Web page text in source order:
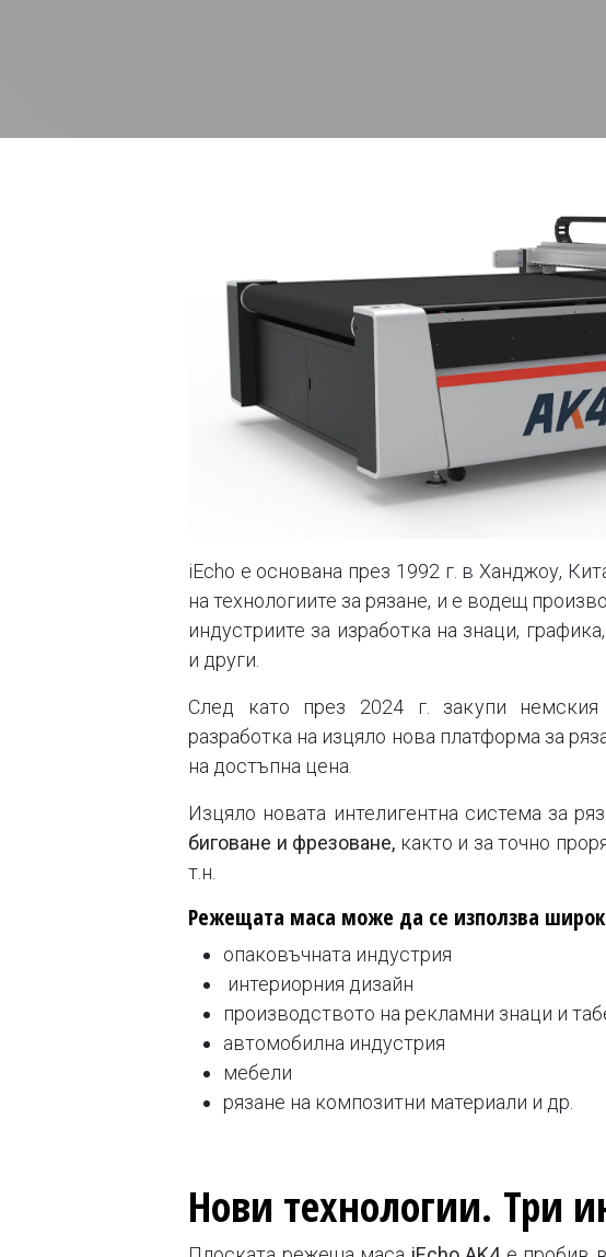
iEcho е основана през 1992 г. в Ханджоу,
на технологиите за рязане, и е водещ
индустриите за изработка на знаци,
и други.
След като през 2024 г. закупи немския
разработка на изцяло нова платформа за
на достъпна цена.
Изцяло новата интелигентна система за
биговане и фрезоване, както и за точно
т.н.
Режещата маса може да се използва
опаковъчната индустрия
интериорния дизайн
производството на рекламни знаци и
автомобилна индустрия
мебели
рязане на композитни материали и др.
Нови технологии. Три